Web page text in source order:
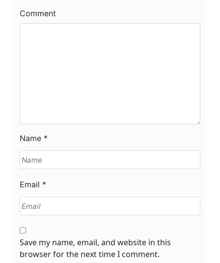
Comment
Name *
Email *
Save my name, email, and website in this
browser for the next time I comment.